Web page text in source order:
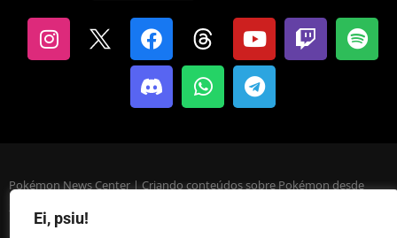
Ei, psiu!
Pokémon News Center | Criando conteúdos sobre Pokémon desde
2013.